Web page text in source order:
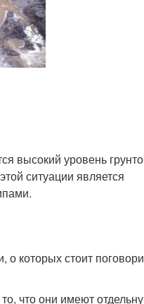
высокий уровень
ситуации является
которых стоит
что они имеют